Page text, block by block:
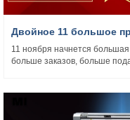
Двойное 11 большое
11 ноября начнется
больше заказов, больше